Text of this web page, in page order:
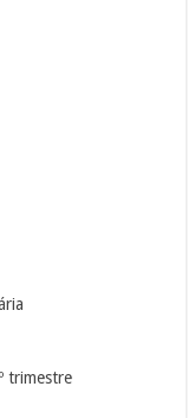
trimestre